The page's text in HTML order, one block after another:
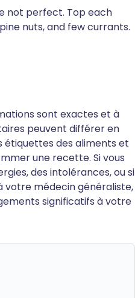
not perfect. Top each
nuts, and few currants.
sont exactes et à
peuvent différer en
étiquettes des aliments et
une recette. Si vous
des intolérances, ou si
votre médecin généraliste,
significatifs à votre